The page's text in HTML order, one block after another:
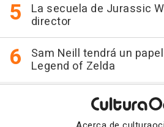
La secuela de Jurassic
director
Sam Neill tendrá un
Legend of Zelda